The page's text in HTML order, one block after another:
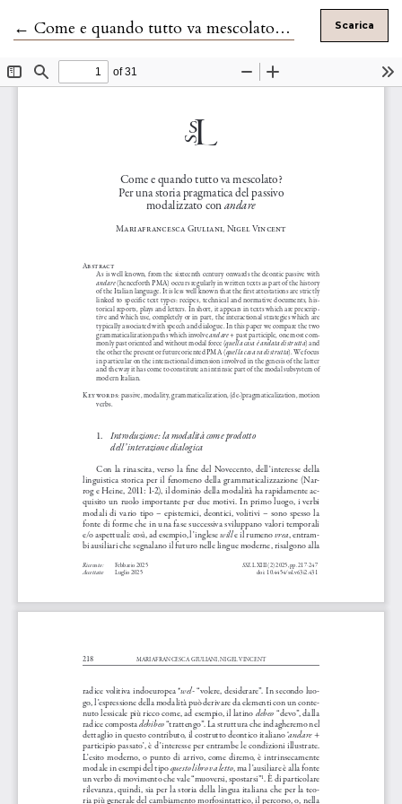
← Ritorna ai dettagli dell'articolo
Come e quando tutto va mescolato? Per una storia pragmatica del passivo modalizzato con 'andare' Scarica